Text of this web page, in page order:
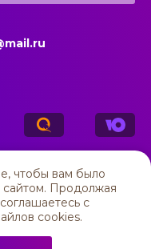
Ола, ул. Пушкина, 30
чтобы вам было
Продолжая
c
cookies.